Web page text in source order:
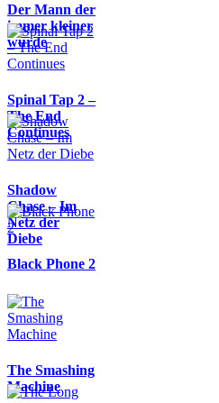
Der Mann der
immer kleiner
wurde
Spinal Tap 2 –
The End
Continues
Shadow
Chase – Im
Netz der
Diebe
Black Phone 2
The Smashing
Machine